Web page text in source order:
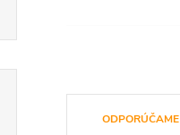
ODPORÚČAME